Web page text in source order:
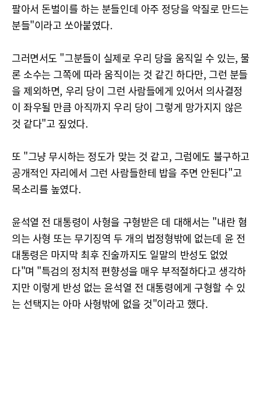
팔아서 돈벌이를 하는 분들인데 아주 정당을 악질로 만드는
분들"이라고 쏘아붙였다.
그러면서도 "그분들이 실제로 우리 당을 움직일 수 있는, 물
론 소수는 그쪽에 따라 움직이는 것 같긴 하다만, 그런 분들
을 제외하면, 우리 당이 그런 사람들에게 있어서 의사결정
이 좌우될 만큼 아직까지 우리 당이 그렇게 망가지지 않은
것 같다"고 짚었다.
또 "그냥 무시하는 정도가 맞는 것 같고, 그럼에도 불구하고
공개적인 자리에서 그런 사람들한테 밥을 주면 안된다"고
목소리를 높였다.
윤석열 전 대통령이 사형을 구형받은 데 대해서는 "내란 혐
의는 사형 또는 무기징역 두 개의 법정형밖에 없는데 윤 전
대통령은 마지막 최후 진술까지도 일말의 반성도 없었
다"며 "특검의 정치적 편향성을 매우 부적절하다고 생각하
지만 이렇게 반성 없는 윤석열 전 대통령에게 구형할 수 있
는 선택지는 아마 사형밖에 없을 것"이라고 했다.